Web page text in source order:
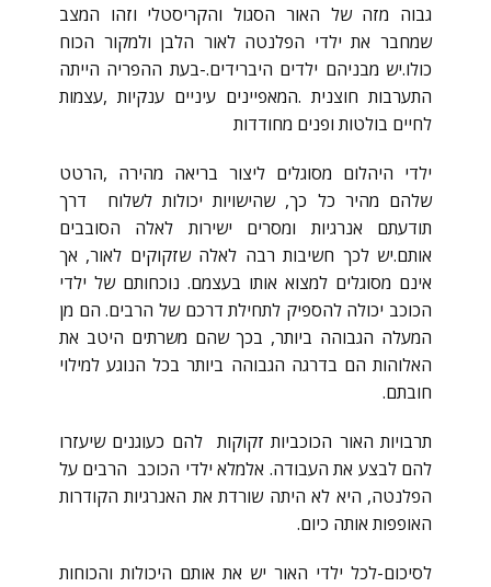
גבוה מזה של האור הסגול והקריסטלי וזהו המצב
שמחבר את ילדי הפלנטה לאור הלבן ולמקור הכוח
כולו.יש מבניהם ילדים היברידים.-בעת ההפריה הייתה
התערבות חוצנית .המאפיינים עיניים ענקיות ,עצמות
לחיים בולטות ופנים מחודדות
ילדי היהלום מסוגלים ליצור בריאה מהירה ,הרטט
שלהם מהיר כל כך, שהישויות יכולות לשלוח דרך
תודעתם אנרגיות ומסרים ישירות לאלה הסובבים
אותם.יש לכך חשיבות רבה לאלה שזקוקים לאור, אך
אינם מסוגלים למצוא אותו בעצמם. נוכחותם של ילדי
הכוכב יכולה להספיק לתחילת דרכם של הרבים. הם מן
המעלה הגבוהה ביותר, בכך שהם משרתים היטב את
האלוהות הם בדרגה הגבוהה ביותר בכל הנוגע למילוי
חובתם.
תרבויות האור הכוכביות זקוקות להם כעוגנים שיעזרו
להם לבצע את העבודה. אלמלא ילדי הכוכב הרבים על
הפלנטה, היא לא היתה שורדת את האנרגיות הקודרות
האופפות אותה כיום.
לסיכום-לכל ילדי האור יש את אותם היכולות והכוחות